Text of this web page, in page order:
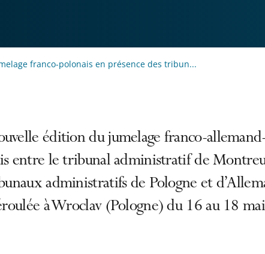
franco-polonais en présence des tribun...
édition du jumelage franco-
entre le tribunal administratif de
administratifs de Pologne et
à Wroclav (Pologne) du 16 au 18